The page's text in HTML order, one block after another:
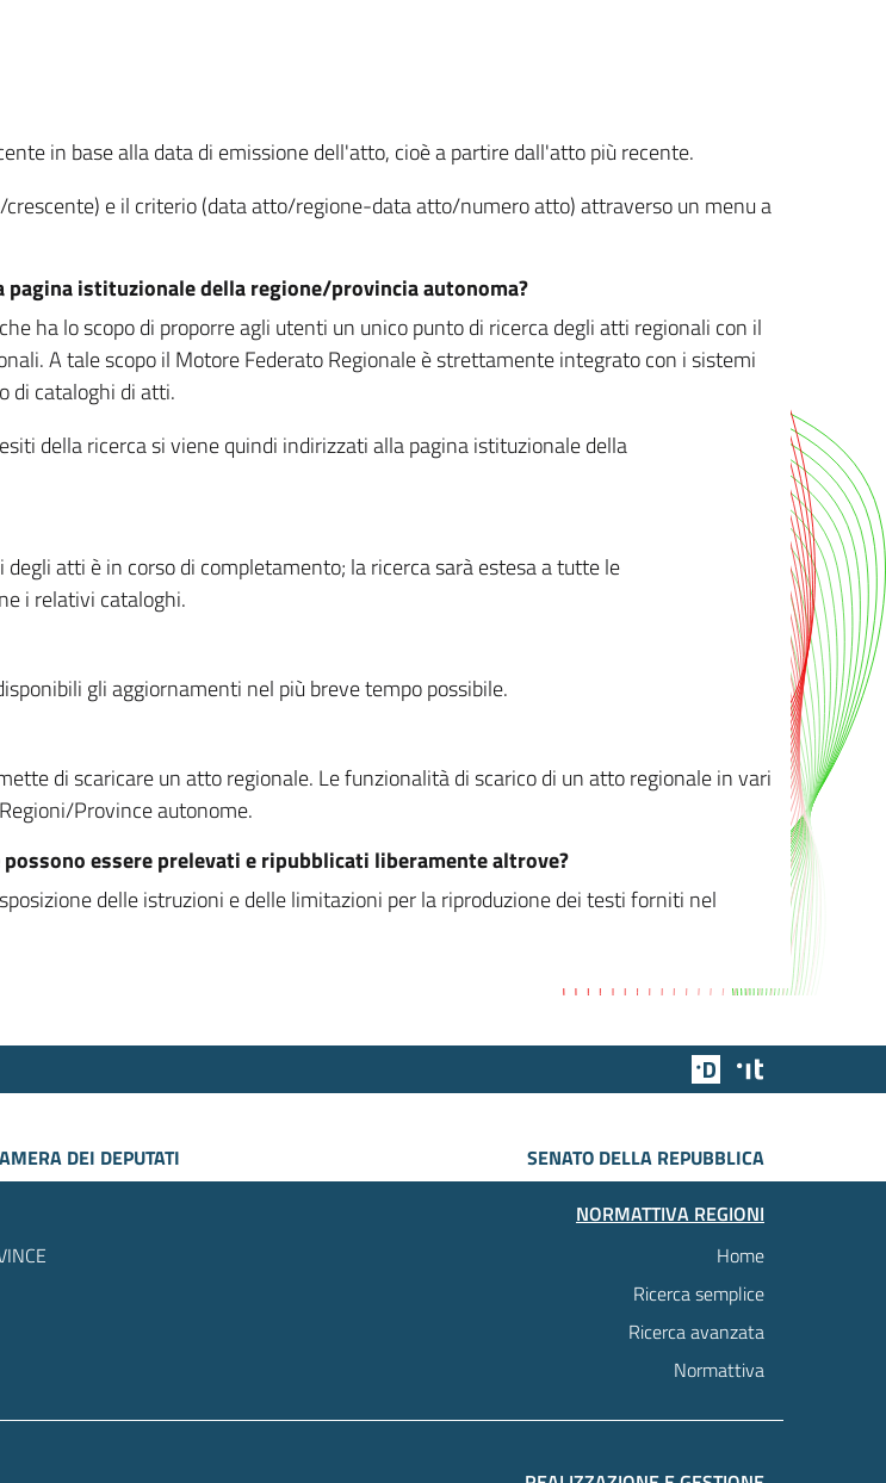
in base alla data di emissione dell'atto, cioè a partire dall'atto più recente.
e il criterio (data atto/regione-data atto/numero atto) attraverso un menu a
istituzionale della regione/provincia autonoma?
ha lo scopo di proporre agli utenti un unico punto di ricerca degli atti regionali con il
A tale scopo il Motore Federato Regionale è strettamente integrato con i sistemi
di cataloghi di atti.
della ricerca si viene quindi indirizzati alla pagina istituzionale della
atti è in corso di completamento; la ricerca sarà estesa a tutte le
i relativi cataloghi.
gli aggiornamenti nel più breve tempo possibile.
di scaricare un atto regionale. Le funzionalità di scarico di un atto regionale in vari
Province autonome.
essere prelevati e ripubblicati liberamente altrove?
delle istruzioni e delle limitazioni per la riproduzione dei testi forniti nel
Team Digitale
DEI DEPUTATI
SENATO DELLA REPUBBLICA
NORMATTIVA REGIONI
Home
Ricerca semplice
Ricerca avanzata
Normattiva